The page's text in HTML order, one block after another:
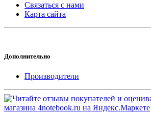
Связаться с нами
Карта сайта
Дополнительно
Производители